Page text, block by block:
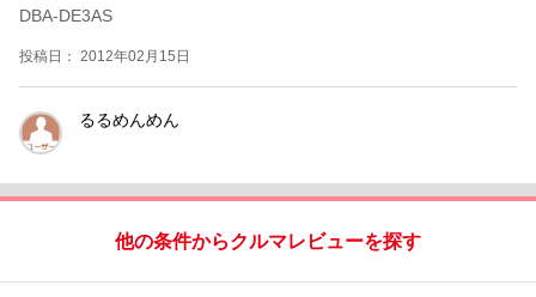
DBA-DE3AS
投稿日： 2012年02月15日
るるめんめん
他の条件からクルマレビューを探す